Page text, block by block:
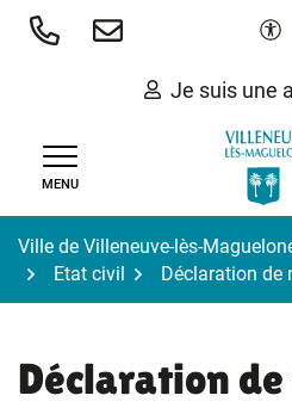
Aller
Je suis une
MENU
Ville de Villeneuve-lès-
Etat civil
Déclaration de
Déclaration